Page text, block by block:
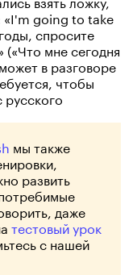
«I'm going to take
спросите
мне сегодня
в разговоре
чтобы
русского
мы также
развить
даже
тестовый урок
с нашей